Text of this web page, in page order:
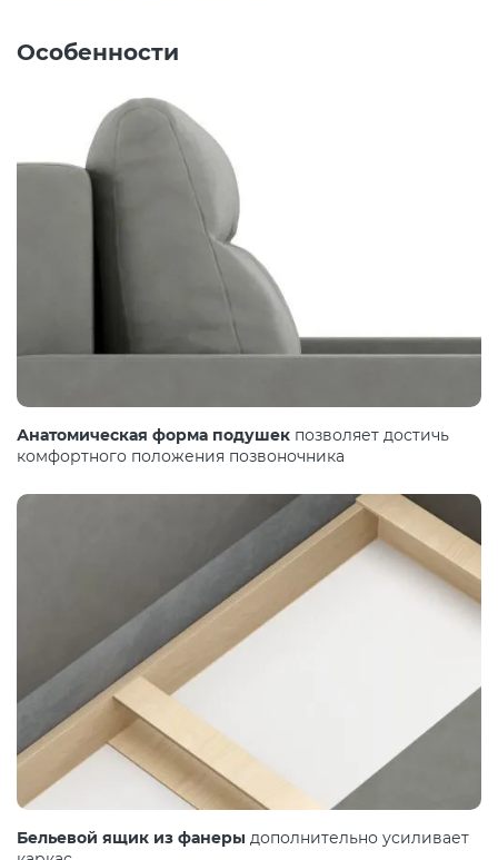
Особенности
Анатомическая форма подушек позволяет достичь
комфортного положения позвоночника
Бельевой ящик из фанеры дополнительно усиливает